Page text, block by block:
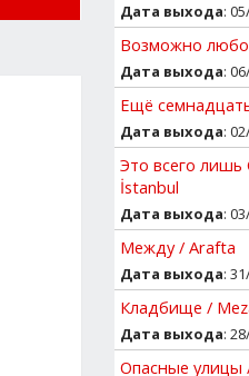
Дата выхода:
Возможно
Дата выхода:
Ещё
Дата выхода:
Это всего лишь
İstanbul
Дата выхода:
Между / Arafta
Дата выхода:
Кладбище /
Дата выхода:
Опасные улицы